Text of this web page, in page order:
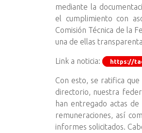
mediante la
el cumplimiento con
Comisión Técnica de la
una de ellas
Link a noticia: https://
Con esto, se ratifica
directorio, nuestra
han entregado actas
remuneraciones, así
informes solicitados.